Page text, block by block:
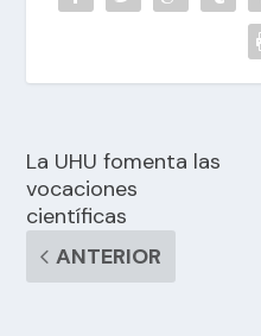
La UHU fomenta las
vocaciones
científicas
ANTERIOR